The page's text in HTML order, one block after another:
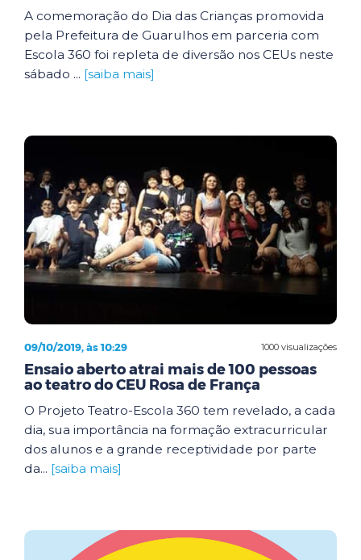
A comemoração do Dia das Crianças promovida
pela Prefeitura de Guarulhos em parceria com
Escola 360 foi repleta de diversão nos CEUs neste
sábado ... [saiba mais]
1000 visualizações
09/10/2019, às 10:29
Ensaio aberto atrai mais de 100 pessoas
ao teatro do CEU Rosa de França
O Projeto Teatro-Escola 360 tem revelado, a cada
dia, sua importância na formação extracurricular
dos alunos e a grande receptividade por parte
da... [saiba mais]